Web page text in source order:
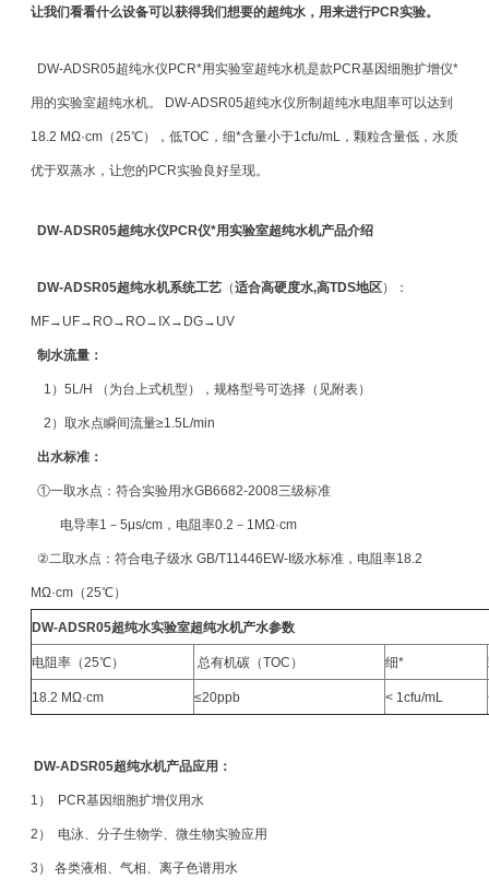
让我们看看什么设备可以获得我们想要的超纯水，用来进行PCR实验。
DW-ADSR05超纯水仪PCR*用实验室超纯水机是款PCR基因细胞扩增仪*
用的实验室超纯水机。 DW-ADSR05超纯水仪所制超纯水电阻率可以达到
18.2 MΩ·cm（25℃），低TOC，细*含量小于1cfu/mL，颗粒含量低，水质
优于双蒸水，让您的PCR实验良好呈现。
DW-ADSR05超纯水仪PCR仪*用实验室超纯水机产品介绍
DW-ADSR05超纯水机系统工艺（适合高硬度水,高TDS地区）：
MF→UF→RO→RO→IX→DG→UV
制水流量：
1）5L/H （为台上式机型），规格型号可选择（见附表）
2）取水点瞬间流量≥1.5L/min
出水标准：
①一取水点：符合实验用水GB6682-2008三级标准
电导率1－5μs/cm，电阻率0.2－1MΩ·cm
②二取水点：符合电子级水 GB/T11446EW-I级水标准，电阻率18.2
MΩ·cm（25℃）
DW-ADSR05超纯水实验室超纯水机产水参数
电阻率（25℃） 总有机碳（TOC） 细*
18.2 MΩ·cm ≤20ppb < 1cfu/mL
DW-ADSR05超纯水机产品应用：
1） PCR基因细胞扩增仪用水
2） 电泳、分子生物学、微生物实验应用
3） 各类液相、气相、离子色谱用水